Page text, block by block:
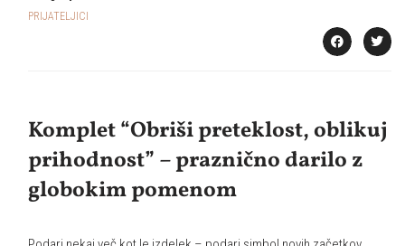
PRIJATELJICI
Komplet “Obriši preteklost, oblikuj
prihodnost” – praznično darilo z
globokim pomenom